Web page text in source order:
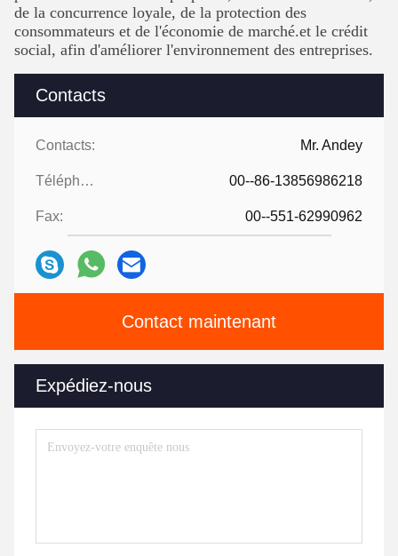
Contacts
Contacts: Mr. Andey
Téléphone: 00--86-13856986218
Fax: 00--551-62990962
Contact maintenant
Expédiez-nous
de la concurrence loyale, de la protection des
consommateurs et de l'économie de marché.et le crédit
social, afin d'améliorer l'environnement des entreprises.